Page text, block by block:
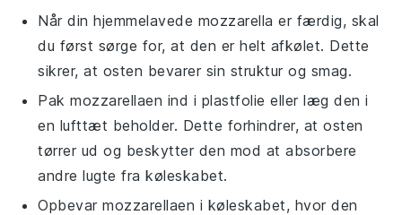
Når din hjemmelavede mozzarella er færdig, skal
du først sørge for, at den er helt afkølet. Dette
sikrer, at osten bevarer sin struktur og smag.
Pakmozzarellaen ind i plastfolie eller læg den i
en lufttæt beholder. Dette forhindrer, at osten
tørrer ud og beskytter den mod at absorbere
andre lugte fra køleskabet.
Opbevarmozzarellaen i køleskabet, hvor den